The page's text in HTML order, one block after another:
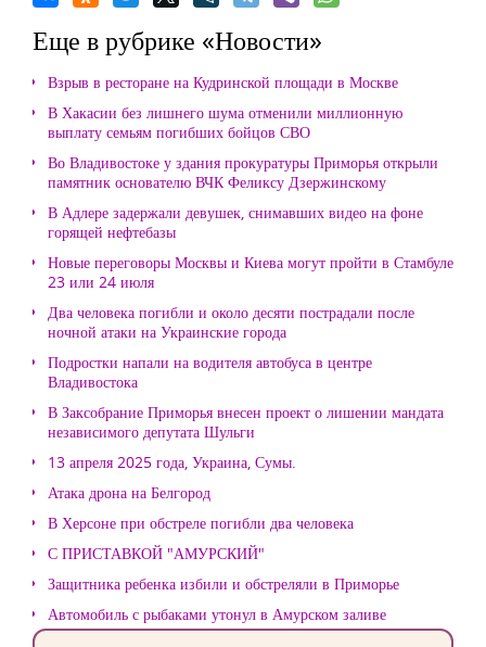
Еще в рубрике «Новости»
Взрыв в ресторане на Кудринской площади в Москве
В Хакасии без лишнего шума отменили миллионную
выплату семьям погибших бойцов СВО
Во Владивостоке у здания прокуратуры Приморья открыли
памятник основателю ВЧК Феликсу Дзержинскому
В Адлере задержали девушек, снимавших видео на фоне
горящей нефтебазы
Новые переговоры Москвы и Киева могут пройти в Стамбуле
23 или 24 июля
Два человека погибли и около десяти пострадали после
ночной атаки на Украинские города
Подростки напали на водителя автобуса в центре
Владивостока
В Заксобрание Приморья внесен проект о лишении мандата
независимого депутата Шульги
13 апреля 2025 года, Украина, Сумы.
Атака дрона на Белгород
В Херсоне при обстреле погибли два человека
С ПРИСТАВКОЙ "АМУРСКИЙ"
Защитника ребенка избили и обстреляли в Приморье
Автомобиль с рыбаками утонул в Амурском заливе